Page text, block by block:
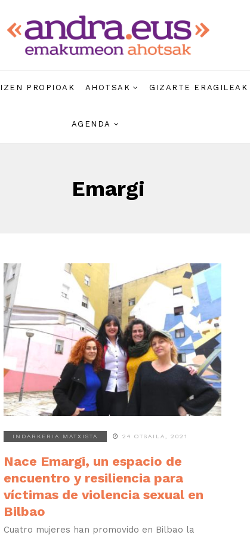
IZEN PROPIOAK AHOTSAK GIZARTE ERAGILEAK
AGENDA
Emargi
INDARKERIA MATXISTA 24 OTSAILA, 2021
Nace Emargi, un espacio de
encuentro y resiliencia para
víctimas de violencia sexual en
Bilbao
Cuatro mujeres han promovido en Bilbao la